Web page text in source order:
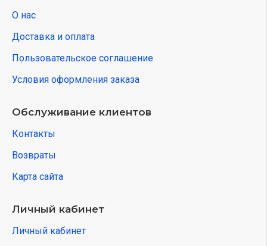
О нас
Доставка и оплата
Пользовательское соглашение
Условия оформления заказа
Обслуживание клиентов
Контакты
Возвраты
Карта сайта
Личный кабинет
Личный кабинет